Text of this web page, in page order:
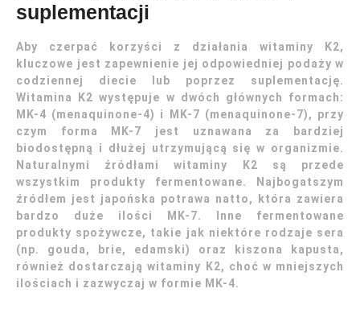
suplementacji
Aby czerpać korzyści z działania witaminy K2,
kluczowe jest zapewnienie jej odpowiedniej podaży w
codziennej diecie lub poprzez suplementację.
Witamina K2 występuje w dwóch głównych formach:
MK-4 (menaquinone-4) i MK-7 (menaquinone-7), przy
czym forma MK-7 jest uznawana za bardziej
biodostępną i dłużej utrzymującą się w organizmie.
Naturalnymi źródłami witaminy K2 są przede
wszystkim produkty fermentowane. Najbogatszym
źródłem jest japońska potrawa natto, która zawiera
bardzo duże ilości MK-7. Inne fermentowane
produkty spożywcze, takie jak niektóre rodzaje sera
(np. gouda, brie, edamski) oraz kiszona kapusta,
również dostarczają witaminy K2, choć w mniejszych
ilościach i zazwyczaj w formie MK-4.